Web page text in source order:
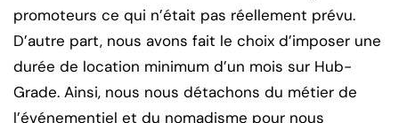
promoteurs ce qui n’était pas réellement prévu.
D’autre part, nous avons fait le choix d’imposer une
durée de location minimum d’un mois sur Hub-
Grade. Ainsi, nous nous détachons du métier de
l’événementiel et du nomadisme pour nous